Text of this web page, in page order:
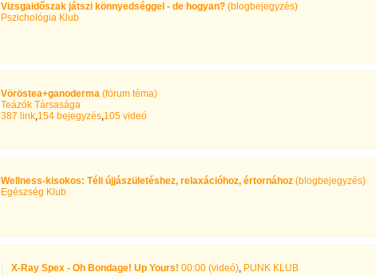
Vizsgaidőszak játszi könnyedséggel - de hogyan? (blogbejegyzés)
Pszichológia Klub
Vöröstea+ganoderma (fórum téma)
Teázók Társasága
387 link,154 bejegyzés,105 videó
Wellness-kisokos: Téli újjászületéshez, relaxációhoz, értornához (blogbejegyzés)
Egészség Klub
X-Ray Spex - Oh Bondage! Up Yours! 00:00 (videó), PUNK KLUB